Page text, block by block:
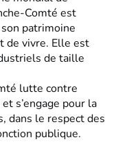
Comté est
patrimoine
de vivre. Elle est
de taille
lutte contre
s’engage pour la
dans le respect des
publique.